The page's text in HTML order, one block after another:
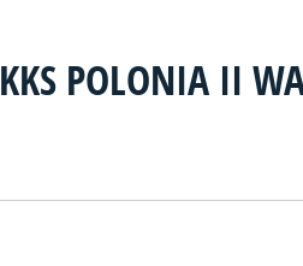
KKS POLONIA II